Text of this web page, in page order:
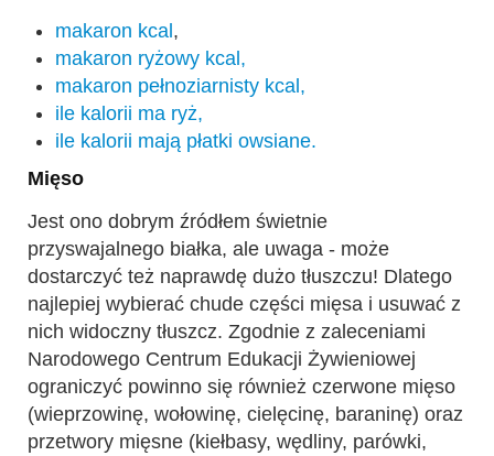
makaron kcal,
makaron ryżowy kcal,
makaron pełnoziarnisty kcal,
ile kalorii ma ryż,
ile kalorii mają płatki owsiane.
Mięso
Jest ono dobrym źródłem świetnie
przyswajalnego białka, ale uwaga - może
dostarczyć też naprawdę dużo tłuszczu! Dlatego
najlepiej wybierać chude części mięsa i usuwać z
nich widoczny tłuszcz. Zgodnie z zaleceniami
Narodowego Centrum Edukacji Żywieniowej
ograniczyć powinno się również czerwone mięso
(wieprzowinę, wołowinę, cielęcinę, baraninę) oraz
przetwory mięsne (kiełbasy, wędliny, parówki,